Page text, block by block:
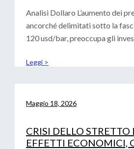
Analisi Dollaro L’aumento dei
ancorché delimitati sotto la
120 usd/bar, preoccupa gli
Leggi >
Maggio 18, 2026
CRISI DELLO
EFFETTI ECONOMICI,